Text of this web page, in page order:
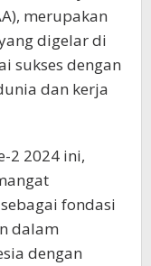
merupakan
digelar di
sukses dengan
dan kerja
2 2024 ini,
fondasi
dalam
dengan